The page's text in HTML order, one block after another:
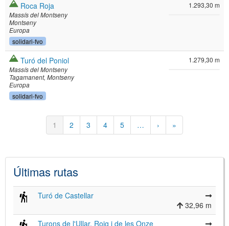
Roca Roja
Massís del Montseny
Montseny
Europa
solidari-fvo
1.293,30 m
Turó del Poniol
Massís del Montseny
Tagamanent Montseny
Europa
solidari-fvo
1.279,30 m
Paginación
Página
actual
1 Página
2 Página
3 Página
4 Página
5 …
Siguiente
página
›
Última
página
»
Últimas rutas
Turó de Castellar
32,96 m
Turons de l'Ullar, Roig i de les Onze